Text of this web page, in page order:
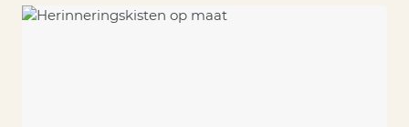
WAARDEVOL